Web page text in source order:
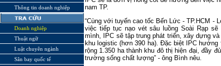
Thông tin doanh nghiệp
Doanh nghiệp
Thuật ngữ
Luật chuyên ngành
Sân bay quốc tế
nam TP.
“Cùng với tuyến cao tốc Bến Lức - TP.HCM -
việc tiếp tục nạo vét sâu luồng Soài Rạp
mình, IPC sẽ tập trung phát triển, xây dựng
khu logistic (hơn 390 ha). Đặc biệt IPC
rộng 1.350 ha thành khu đô thị hiện đại, đầy
trường sống chất lượng” - ông Bình nêu.